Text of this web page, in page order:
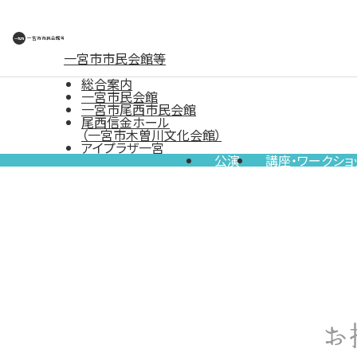
一宮市市民会館等
総合案内
一宮市民会館
一宮市尾西市民会館
尾西信金ホール
（一宮市木曽川文化会館）
アイプラザ一宮
公演 講座・ワークシ